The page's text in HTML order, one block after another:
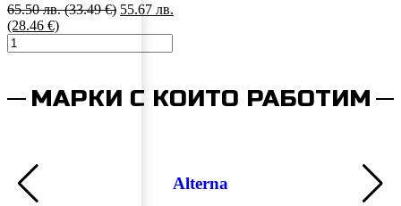
65.50 лв. (33.49 €) 55.67 лв.
(28.46 €)
МАРКИ С КОИТО РАБОТИМ
Alterna